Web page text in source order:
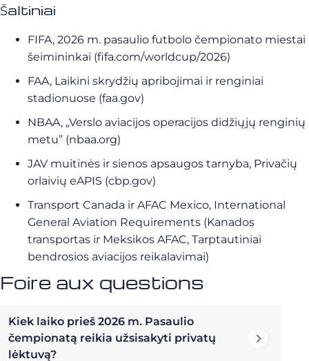
Šaltiniai
FIFA, 2026 m. pasaulio futbolo čempionato miestai
šeimininkai (fifa.com/worldcup/2026)
FAA, Laikini skrydžių apribojimai ir renginiai
stadionuose (faa.gov)
NBAA, „Verslo aviacijos operacijos didžiųjų renginių
metu” (nbaa.org)
JAV muitinės ir sienos apsaugos tarnyba, Privačių
orlaivių eAPIS (cbp.gov)
Transport Canada ir AFAC Mexico, International
General Aviation Requirements (Kanados
transportas ir Meksikos AFAC, Tarptautiniai
bendrosios aviacijos reikalavimai)
Foire aux questions
Kiek laiko prieš 2026 m. Pasaulio
čempionatą reikia užsisakyti privatų
lėktuvą?